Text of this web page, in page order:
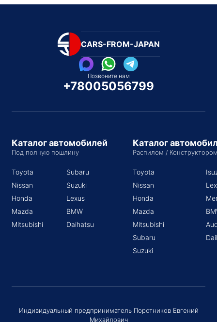
CARS-FROM-JAPAN
Позвоните нам
+78005056799
Каталог автомобилей
Под полную пошлину
Toyota
Nissan
Honda
Mazda
Mitsubishi
Subaru
Suzuki
Lexus
BMW
Daihatsu
Каталог
Распилом /
Toyota
Nissan
Honda
Mazda
Mitsubishi
Subaru
Suzuki
Индивидуальный предприниматель Поротников Евгений
Михайлович